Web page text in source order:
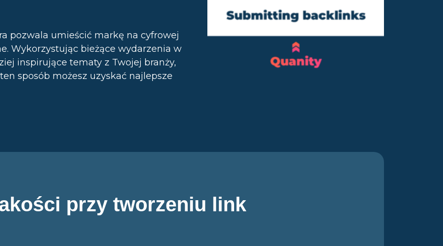
pozwala umieścić markę na cyfrowej
Wykorzystując bieżące wydarzenia w
inspirujące tematy z Twojej branży,
sposób możesz uzyskać najlepsze
przy tworzeniu link